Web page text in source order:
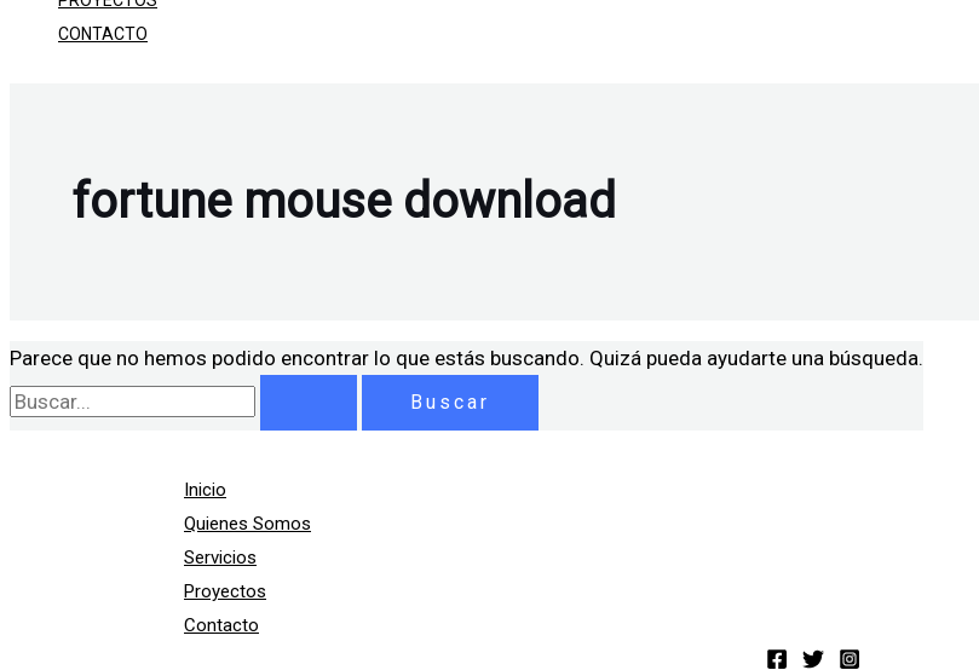
CONTACTO
fortune mouse download
Parece que no hemos podido encontrar lo que estás buscando. Quizá pueda ayudarte una búsqueda.
Inicio
Quienes Somos
Servicios
Proyectos
Contacto